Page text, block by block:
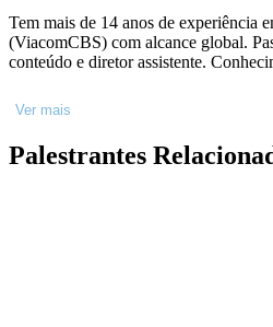
Tem mais de 14 anos de experiência
(ViacomCBS) com alcance global.
conteúdo
Ver mais
Palestrantes